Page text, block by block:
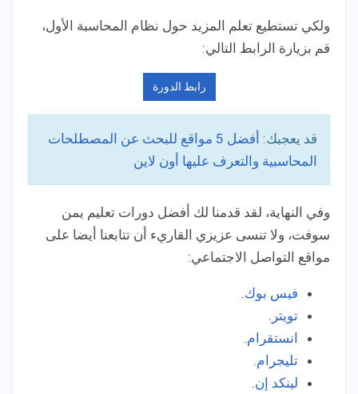
ولكي تستطيع تعلم المزيد حول نظام المحاسبة الأول،
قم بزيارة الرابط التالي:
رابط الدورة
قد يعجبك:
أفضل 5 مواقع للبحث عن المصطلحات
المحاسبية والتعرف عليها أون لاين
وفي النهاية، لقد قدمنا لك أفضل دورات تعليم يمن
سوفت، ولا تنسى عزيزي القاريء أن تتابعنا أيضا على
مواقع التواصل الاجتماعي:
فيس بوك.
تويتر .
انستقرام.
تليجرام.
لينكد إن.